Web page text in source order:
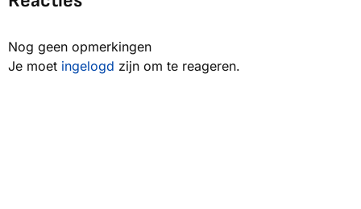
Nog geen opmerkingen
Je moet ingelogd zijn om te reageren.